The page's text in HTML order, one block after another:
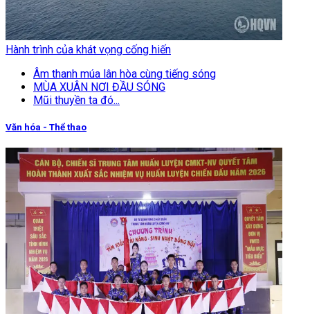
Hành trình của khát vọng cống hiến
Âm thanh múa lân hòa cùng tiếng sóng
MÙA XUÂN NƠI ĐẦU SÓNG
Mũi thuyền ta đó...
Văn hóa - Thể thao